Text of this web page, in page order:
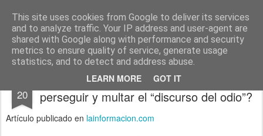
This site uses cookies from Google to deliver its services
and to analyze traffic. Your IP address and user-agent are
shared with Google along with performance and security
metrics to ensure quality of service, generate usage
statistics, and to detect and address abuse.
LEARN MORE GOT IT
menos tecnología y más pedagogía conceptos y reflexiones sobre la sociedad de la información
Pages
20
¿Se va a dedicar la CNMC ahora a
perseguir y multar el “discurso del odio”?
Artículo publicado en lainformacion.com